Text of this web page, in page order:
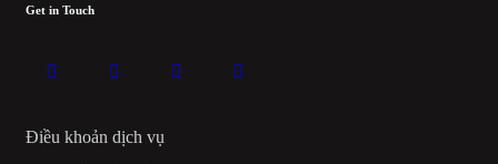
Get in Touch
Điều khoản dịch vụ